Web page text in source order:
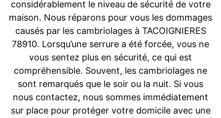
considérablement le niveau de sécurité de votre
maison. Nous réparons pour vous les dommages
causés par les cambriolages à TACOIGNIERES
78910. Lorsqu’une serrure a été forcée, vous ne
vous sentez plus en sécurité, ce qui est
compréhensible. Souvent, les cambriolages ne
sont remarqués que le soir ou la nuit. Si vous
nous contactez, nous sommes immédiatement
sur place pour protéger votre domicile avec une